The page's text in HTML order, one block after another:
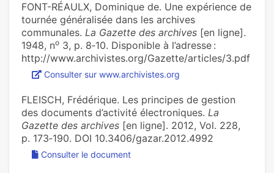
FONT-RÉAULX, Dominique de. Une expérience de
tournée généralisée dans les archives
communales. La Gazette des archives [en ligne].
1948, no 3, p. 8‑10. Disponible à l’adresse :
http://www.archivistes.org/Gazette/articles/3.pdf
Consulter sur www.archivistes.org
FLEISCH, Frédérique. Les principes de gestion
des documents d’activité électroniques. La
Gazette des archives [en ligne]. 2012, Vol. 228,
p. 173‑190. DOI 10.3406/gazar.2012.4992
Consulter le document